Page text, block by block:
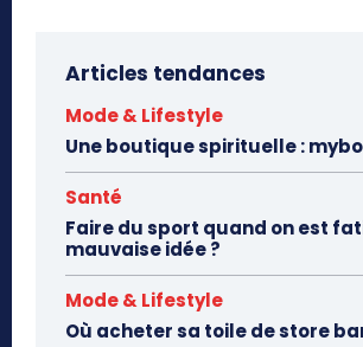
Articles tendances
Mode & Lifestyle
Une boutique spirituelle :
Santé
Faire du sport quand on est
mauvaise idée ?
Mode & Lifestyle
Où acheter sa toile de store